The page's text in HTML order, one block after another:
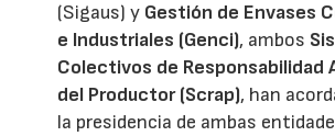
(Sigaus) y Gestión de Envases
e Industriales (Genci), ambos
Colectivos de Responsabilidad
del Productor (Scrap), han
la presidencia de ambas